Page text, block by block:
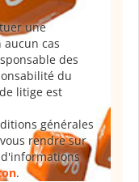
une
cas
des
du
litige est
générales
rendre sur
.